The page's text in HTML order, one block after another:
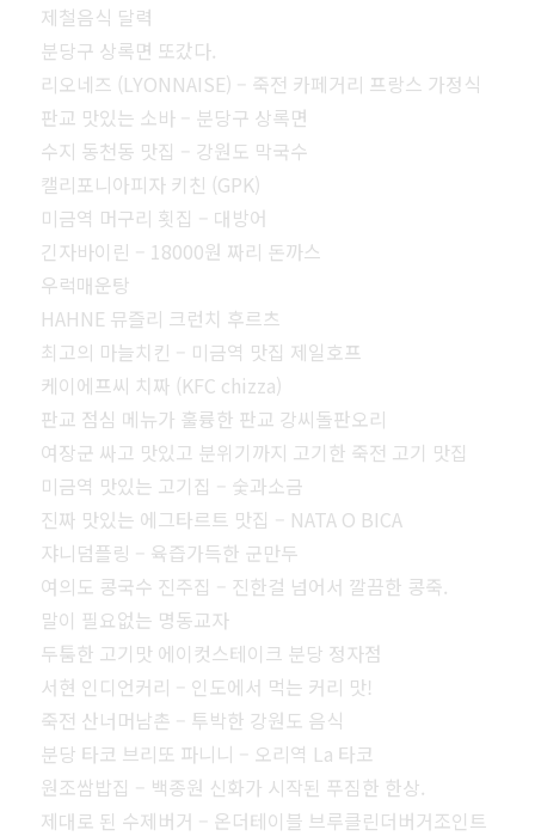
제철음식 달력
분당구 상록면 또갔다.
리오네즈 (LYONNAISE) – 죽전 카페거리 프랑스 가정식
판교 맛있는 소바 – 분당구 상록면
수지 동천동 맛집 – 강원도 막국수
캘리포니아피자 키친 (GPK)
미금역 머구리 횟집 – 대방어
긴자바이린 – 18000원 짜리 돈까스
우럭매운탕
HAHNE 뮤즐리 크런치 후르츠
최고의 마늘치킨 – 미금역 맛집 제일호프
케이에프씨 치짜 (KFC chizza)
판교 점심 메뉴가 훌륭한 판교 강씨돌판오리
여장군 싸고 맛있고 분위기까지 고기한 죽전 고기 맛집
미금역 맛있는 고기집 – 숯과소금
진짜 맛있는 에그타르트 맛집 – NATA O BICA
쟈니덤플링 – 육즙가득한 군만두
여의도 콩국수 진주집 – 진한걸 넘어서 깔끔한 콩죽.
말이 필요없는 명동교자
두툼한 고기맛 에이컷스테이크 분당 정자점
서현 인디언커리 – 인도에서 먹는 커리 맛!
죽전 산너머남촌 – 투박한 강원도 음식
분당 타코 브리또 파니니 – 오리역 La 타코
원조쌈밥집 – 백종원 신화가 시작된 푸짐한 한상.
제대로 된 수제버거 – 온더테이블 브루클린더버거조인트